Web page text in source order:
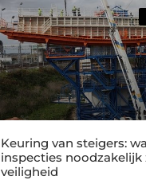
Keuring van steigers:
inspecties noodzakelijk
veiligheid